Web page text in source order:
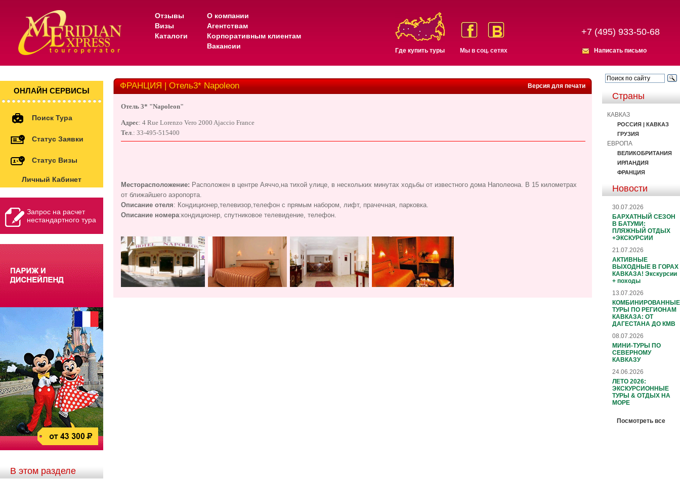
Отзывы
Визы
Каталоги
О компании
Агентствам
Корпоративным клиентам
Вакансии
Где купить туры Мы в соц. сетях
+7 (495) 933-50-68
Написать письмо
ОНЛАЙН СЕРВИСЫ
Поиск Тура
Статус Заявки
Статус Визы
Личный Кабинет
Запрос на расчет
нестандартного тура
В этом разделе
Версия для печати
ФРАНЦИЯ | Отель3* Napoleon
Отель 3* "Napoleon"
Адрес: 4 Rue Lorenzo Vero 2000 Ajaccio France
Тел.: 33-495-515400
Месторасположение: Расположен в центре Аяччо,на тихой улице, в нескольких минутах ходьбы от известного дома Наполеона. В 15 километрах
от ближайшего аэропорта.
Описание отеля: Кондиционер,телевизор,телефон с прямым набором, лифт, прачечная, парковка.
Описание номера:кондиционер, спутниковое телевидение, телефон.
Страны
КАВКАЗ
РОССИЯ | КАВКАЗ
ГРУЗИЯ
ЕВРОПА
ВЕЛИКОБРИТАНИЯ
ИРЛАНДИЯ
ФРАНЦИЯ
Новости
30.07.2026
БАРХАТНЫЙ СЕЗОН
В БАТУМИ:
ПЛЯЖНЫЙ ОТДЫХ
+ЭКСКУРСИИ
21.07.2026
АКТИВНЫЕ
ВЫХОДНЫЕ В ГОРАХ
КАВКАЗА! Экскурсии
+ походы
13.07.2026
КОМБИНИРОВАННЫЕ
ТУРЫ ПО РЕГИОНАМ
КАВКАЗА: ОТ
ДАГЕСТАНА ДО КМВ
08.07.2026
МИНИ-ТУРЫ ПО
СЕВЕРНОМУ
КАВКАЗУ
24.06.2026
ЛЕТО 2026:
ЭКСКУРСИОННЫЕ
ТУРЫ & ОТДЫХ НА
МОРЕ
Посмотреть все